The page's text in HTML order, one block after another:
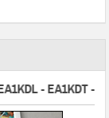
- EA1KDT -